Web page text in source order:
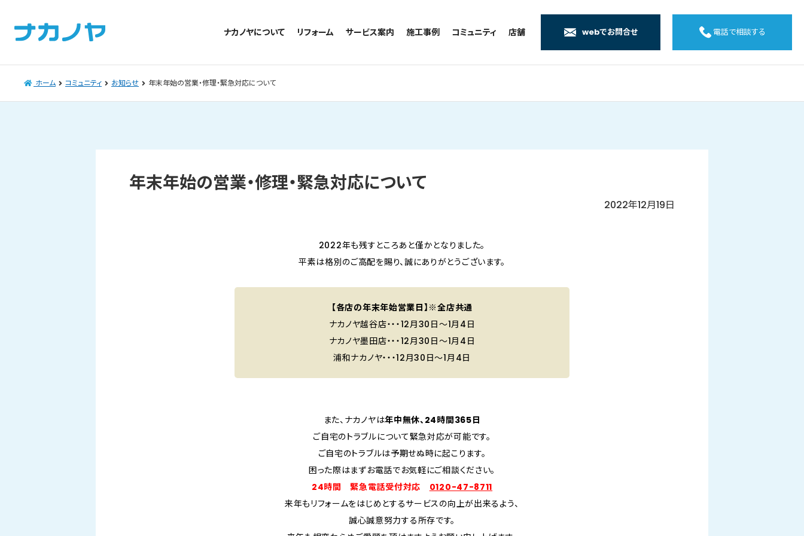
ナカノヤについて リフォーム
お風呂のリフォーム
洗面台のリフォーム
外壁のリフォーム
サービス案内
相談室・よくある質問
施工事例
トイレの施工事例
キッチンの施工事例
コミュニティ
アルブル通信
ブログ
店舗
墨田店
日本橋店
webでお問合せ 電話で相談する
ホーム コミュニティ お知らせ 年末年始の営業・修理・緊急対応について
年末年始の営業・修理・緊急対応について
2022年12月19日
2022年も残すところあと僅かとなりました。
平素は格別のご高配を賜り、誠にありがとうございます。
【各店の年末年始営業日】※全店共通
ナカノヤ越谷店・・・12月30日～1月4日
ナカノヤ墨田店・・・12月30日～1月4日
浦和ナカノヤ・・・12月30日～1月4日
また、ナカノヤは年中無休、24時間365日
ご自宅のトラブルについて緊急対応が可能です。
ご自宅のトラブルは予期せぬ時に起こります。
困った際はまずお電話でお気軽にご相談ください。
24時間 緊急電話受付対応 0120-47-8711
来年もリフォームをはじめとするサービスの向上が出来るよう、
誠心誠意努力する所存です。